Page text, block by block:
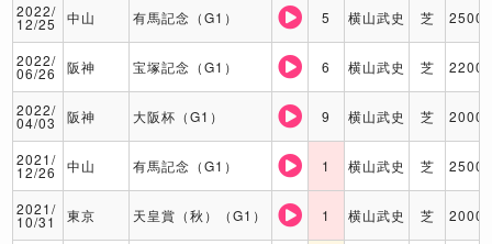
2022/
12/25 中山 有馬記念（G1） 5 横山武史 芝 2500
2022/
06/26 阪神 宝塚記念（G1） 6 横山武史 芝 2200
2022/
04/03 阪神 大阪杯（G1） 9 横山武史 芝 2000
2021/
12/26 中山 有馬記念（G1） 1 横山武史 芝 2500
2021/
10/31 東京 天皇賞（秋）（G1） 1 横山武史 芝 2000